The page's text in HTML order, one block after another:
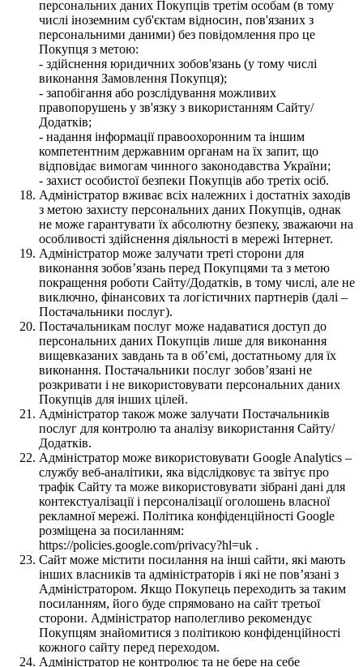
персональних даних Покупців третім особам (в тому
числі іноземним суб'єктам відносин, пов'язаних з
персональними даними) без повідомлення про це
Покупця з метою:
- здійснення юридичних зобов'язань (у тому числі
виконання Замовлення Покупця);
- запобігання або розслідування можливих
правопорушень у зв'язку з використанням Сайту/
Додатків;
- надання інформації правоохоронним та іншим
компетентним державним органам на їх запит, що
відповідає вимогам чинного законодавства України;
- захист особистої безпеки Покупців або третіх осіб.
Адміністратор вживає всіх належних і достатніх заходів
з метою захисту персональних даних Покупців, однак
не може гарантувати їх абсолютну безпеку, зважаючи на
особливості здійснення діяльності в мережі Інтернет.
Адміністратор може залучати треті сторони для
виконання зобов’язань перед Покупцями та з метою
покращення роботи Сайту/Додатків, в тому числі, але не
виключно, фінансових та логістичних партнерів (далі –
Постачальники послуг).
Постачальникам послуг може надаватися доступ до
персональних даних Покупців лише для виконання
вищевказаних завдань та в об’ємі, достатньому для їх
виконання. Постачальники послуг зобов’язані не
розкривати і не використовувати персональних даних
Покупців для інших цілей.
Адміністратор також може залучати Постачальників
послуг для контролю та аналізу використання Сайту/
Додатків.
Адміністратор може використовувати Google Analytics –
службу веб-аналітики, яка відслідковує та звітує про
трафік Сайту та може використовувати зібрані дані для
контекстуалізації і персоналізації оголошень власної
рекламної мережі. Політика конфіденційності Google
розміщена за посиланням:
https://policies.google.com/privacy?hl=uk .
Сайт може містити посилання на інші сайти, які мають
інших власників та адміністраторів і які не пов’язані з
Адміністратором. Якщо Покупець переходить за таким
посиланням, його буде спрямовано на сайт третьої
сторони. Адміністратор наполегливо рекомендує
Покупцям знайомитися з політикою конфіденційності
кожного сайту перед переходом.
Адміністратор не контролює та не бере на себе